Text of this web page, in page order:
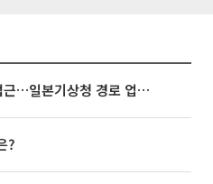
태풍 '돌핀' 오키나와 접근…일본기상청 경로 업데이트
?